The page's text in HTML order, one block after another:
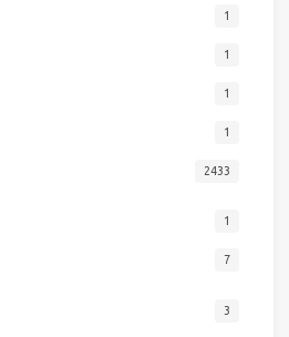
1
1
1
1
2433
1
7
3